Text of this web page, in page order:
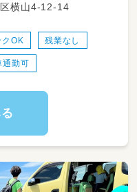
を防止するための、丁
作業台の整理整頓、徹
認、適切な保存管理
して進めるお仕事です
とはありません。チー
横山4-12-14
クOK 残業なし
通勤可